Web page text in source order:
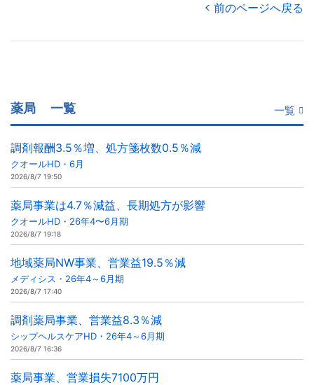
前のページへ戻る
薬局 一覧 一覧
調剤報酬3.5％増、処方箋枚数0.5％減
クオールHD・6月
2026/8/7 19:50
薬局事業は4.7％減益、長期処方が影響
クオールHD・26年4〜6月期
2026/8/7 19:18
地域薬局NW事業、営業益19.5％減
メディシス・26年4～6月期
2026/8/7 17:40
調剤薬局事業、営業益8.3％減
シップヘルスケアHD・26年4～6月期
2026/8/7 16:36
薬局事業、営業損失7100万円